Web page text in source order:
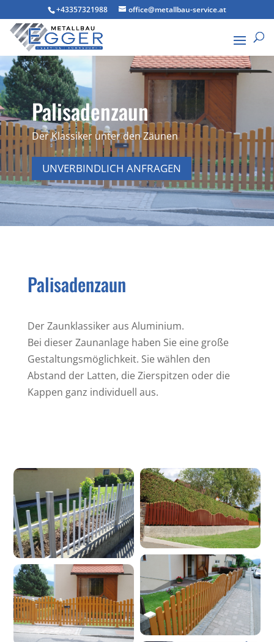
+43357321988 office@metallbau-service.at
Palisadenzaun
Der Klassiker unter den Zäunen
UNVERBINDLICH ANFRAGEN
Palisadenzaun
Der Zaunklassiker aus Aluminium.
Bei dieser Zaunanlage haben Sie eine große
Gestaltungsmöglichkeit. Sie wählen den
Abstand der Latten, die Zierspitzen oder die
Kappen ganz individuell aus.